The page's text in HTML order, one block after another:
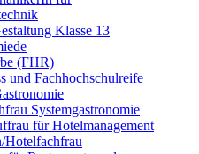
Klasse 13
(FHR)
und Fachhochschulreife
Systemgastronomie
für Hotelmanagement
Hotelfachfrau